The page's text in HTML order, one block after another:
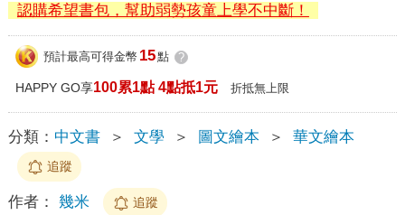
認購希望書包，幫助弱勢孩童上學不中斷！
預計最高可得金幣 15點 ?
HAPPY GO享100累1點 4點抵1元 折抵無上限
分類： 中文書 ＞ 文學 ＞ 圖文繪本 ＞ 華文繪本
追蹤
作者： 幾米 追蹤